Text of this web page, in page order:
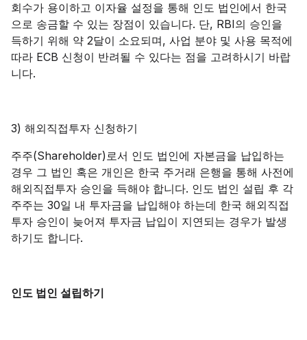
회수가 용이하고 이자율 설정을 통해 인도 법인에서 한국
으로 송금할 수 있는 장점이 있습니다. 단, RBI의 승인을
득하기 위해 약 2달이 소요되며, 사업 분야 및 사용 목적에
따라 ECB 신청이 반려될 수 있다는 점을 고려하시기 바랍
니다.
3) 해외직접투자 신청하기
주주(Shareholder)로서 인도 법인에 자본금을 납입하는
경우 그 법인 혹은 개인은 한국 주거래 은행을 통해 사전에
해외직접투자 승인을 득해야 합니다. 인도 법인 설립 후 각
주주는 30일 내 투자금을 납입해야 하는데 한국 해외직접
투자 승인이 늦어져 투자금 납입이 지연되는 경우가 발생
하기도 합니다.
인도 법인 설립하기